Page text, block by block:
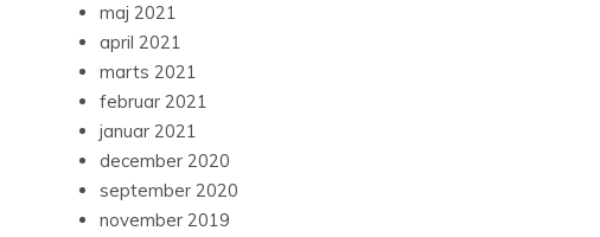
maj 2021
april 2021
marts 2021
februar 2021
januar 2021
december 2020
september 2020
november 2019